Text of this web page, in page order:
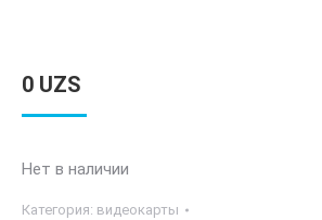
0 UZS
Нет в наличии
Категория: видеокарты